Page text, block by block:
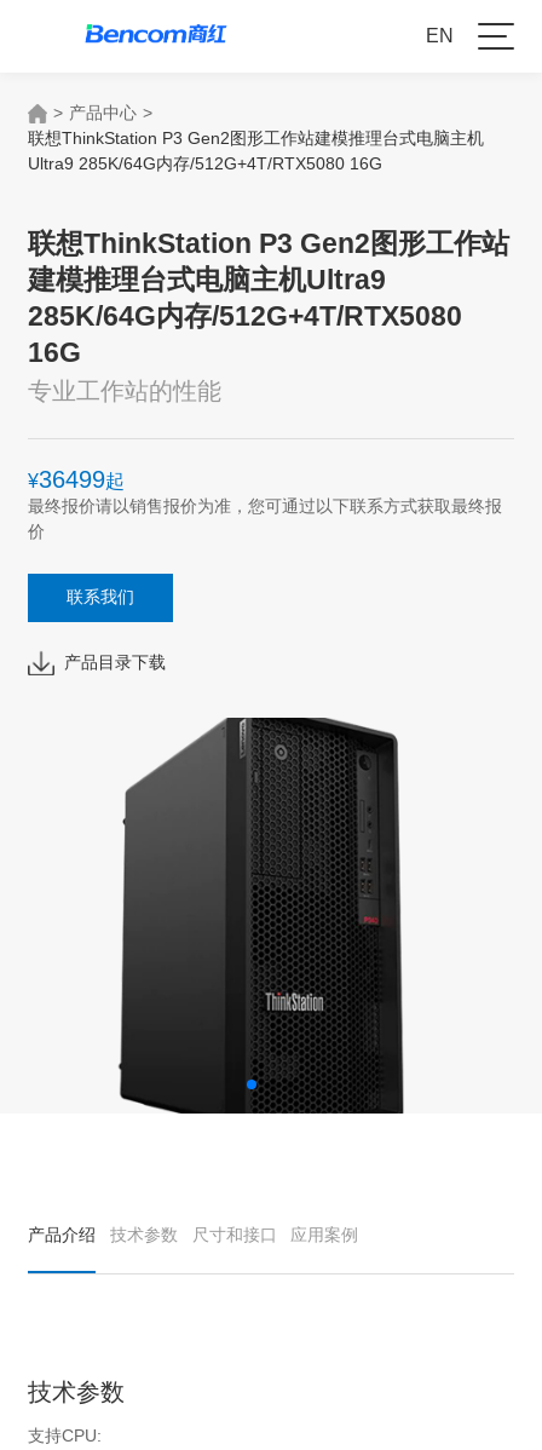
EN
> 产品中心 >
联想ThinkStation P3 Gen2图形工作站建模推理台式电脑主机
Ultra9 285K/64G内存/512G+4T/RTX5080 16G
联想ThinkStation P3 Gen2图形工作站
建模推理台式电脑主机Ultra9
285K/64G内存/512G+4T/RTX5080
16G
专业工作站的性能
¥36499起
最终报价请以销售报价为准，您可通过以下联系方式获取最终报
价
联系我们
产品目录下载
产品介绍 技术参数 尺寸和接口 应用案例
技术参数
支持CPU: